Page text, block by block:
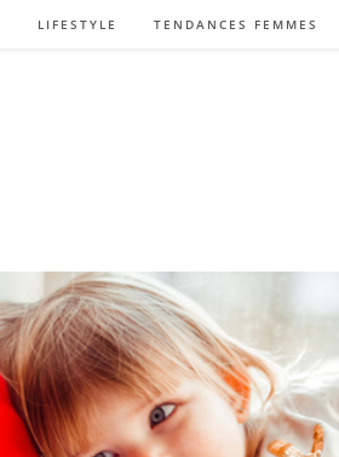
LIFESTYLE TENDANCES FEMMES